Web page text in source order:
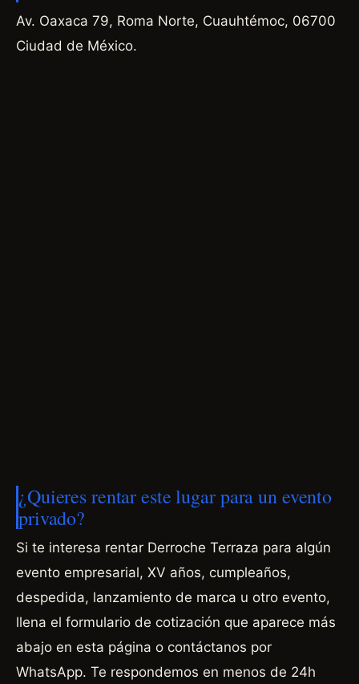
Av. Oaxaca 79, Roma Norte, Cuauhtémoc, 06700
Ciudad de México.
¿Quieres rentar este lugar para un evento
privado?
Si te interesa rentar Derroche Terraza para algún
evento empresarial, XV años, cumpleaños,
despedida, lanzamiento de marca u otro evento,
llena el formulario de cotización que aparece más
abajo en esta página o contáctanos por
WhatsApp. Te respondemos en menos de 24h